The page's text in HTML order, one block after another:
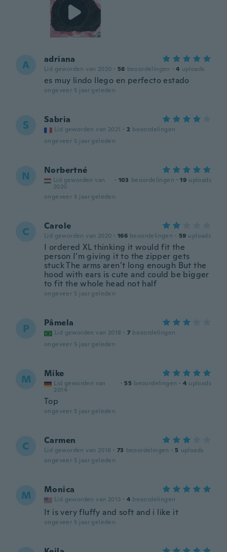
A adriana
Lid geworden van 2020 · 56 beoordelingen · 4 uploads
es muy lindo llego en perfecto estado
ongeveer 5 jaar geleden
S Sabria
Lid geworden van 2021 · 2 beoordelingen
ongeveer 5 jaar geleden
N Norbertné
Lid geworden van
2020
· 103 beoordelingen · 19 uploads
ongeveer 5 jaar geleden
C Carole
Lid geworden van 2020 · 166 beoordelingen · 59 uploads
I ordered XL thinking it would fit the
person I’m giving it to the zipper gets
stuck The arms aren’t long enough But the
hood with ears is cute and could be bigger
to fit the whole head not half
ongeveer 5 jaar geleden
P Pâmela
Lid geworden van 2018 · 7 beoordelingen
ongeveer 5 jaar geleden
M Mike
Lid geworden van
2014
· 55 beoordelingen · 4 uploads
Top
ongeveer 5 jaar geleden
C Carmen
Lid geworden van 2018 · 73 beoordelingen · 5 uploads
ongeveer 5 jaar geleden
M Monica
Lid geworden van 2013 · 4 beoordelingen
It is very fluffy and soft and i like it
ongeveer 5 jaar geleden